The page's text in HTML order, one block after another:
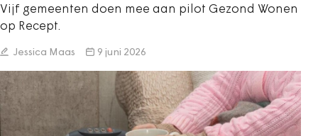
Vijf gemeenten doen mee aan pilot Gezond Wonen
op Recept.
Jessica Maas 9 juni 2026